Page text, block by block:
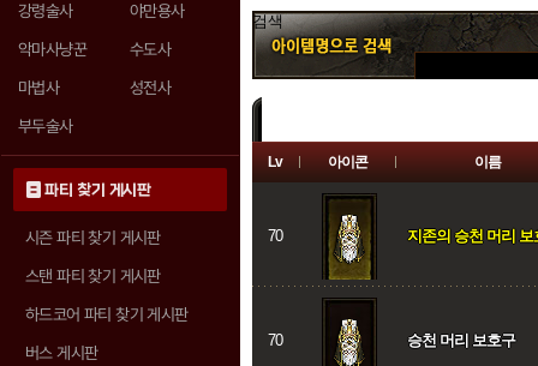
강령술사
야만용사
악마사냥꾼
수도사
마법사
성전사
부두술사
파티 찾기 게시판
시즌 파티 찾기 게시판
스탠 파티 찾기 게시판
하드코어 파티 찾기 게시판
버스 게시판
검색
등급 필터 : 전체 희귀
Lv 아이콘 이름
70 지존의 승천 머리 보
70 승천 머리 보호구